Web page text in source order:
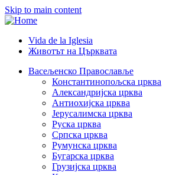
Skip to main content
Header
Category
Vida de la Iglesia
Животът на Църквата
Васељенско Православље
Константинопољска црква
Александријска црква
Антиохијска црква
Јерусалимска црква
Руска црква
Српска црква
Румунска црква
Бугарска црква
Грузијска црква